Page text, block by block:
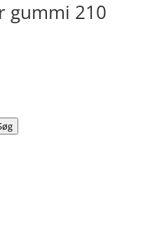
gummi 210